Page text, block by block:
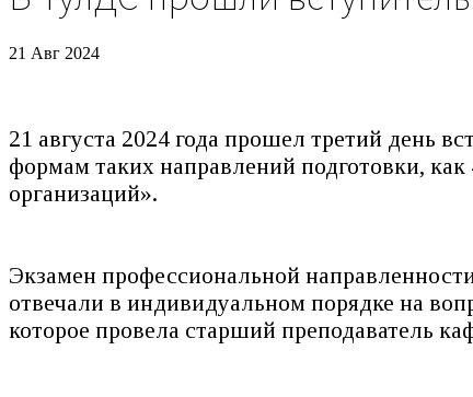
21 Авг 2024
21 августа 2024 года прошел третий день
формам таких направлений подготовки,
организаций».
Экзамен профессиональной
отвечали в индивидуальном порядке на
которое провела старший преподаватель